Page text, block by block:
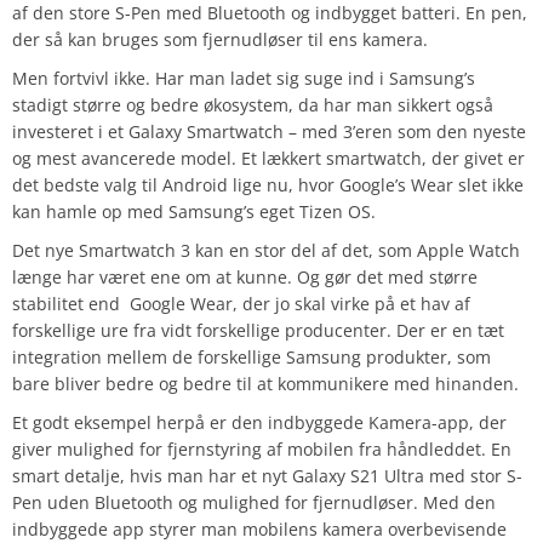
af den store S-Pen med Bluetooth og indbygget batteri. En pen,
der så kan bruges som fjernudløser til ens kamera.
Men fortvivl ikke. Har man ladet sig suge ind i Samsung’s
stadigt større og bedre økosystem, da har man sikkert også
investeret i et Galaxy Smartwatch – med 3’eren som den nyeste
og mest avancerede model. Et lækkert smartwatch, der givet er
det bedste valg til Android lige nu, hvor Google’s Wear slet ikke
kan hamle op med Samsung’s eget Tizen OS.
Det nye Smartwatch 3 kan en stor del af det, som Apple Watch
længe har været ene om at kunne. Og gør det med større
stabilitet end Google Wear, der jo skal virke på et hav af
forskellige ure fra vidt forskellige producenter. Der er en tæt
integration mellem de forskellige Samsung produkter, som
bare bliver bedre og bedre til at kommunikere med hinanden.
Et godt eksempel herpå er den indbyggede Kamera-app, der
giver mulighed for fjernstyring af mobilen fra håndleddet. En
smart detalje, hvis man har et nyt Galaxy S21 Ultra med stor S-
Pen uden Bluetooth og mulighed for fjernudløser. Med den
indbyggede app styrer man mobilens kamera overbevisende